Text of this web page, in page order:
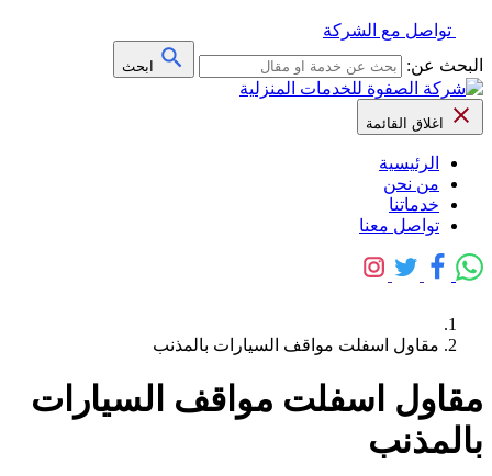
تواصل مع الشركة
البحث عن:
ابحث
اغلاق القائمة
الرئيسية
من نحن
خدماتنا
تواصل معنا
مقاول اسفلت مواقف السيارات بالمذنب
مقاول اسفلت مواقف السيارات
بالمذنب